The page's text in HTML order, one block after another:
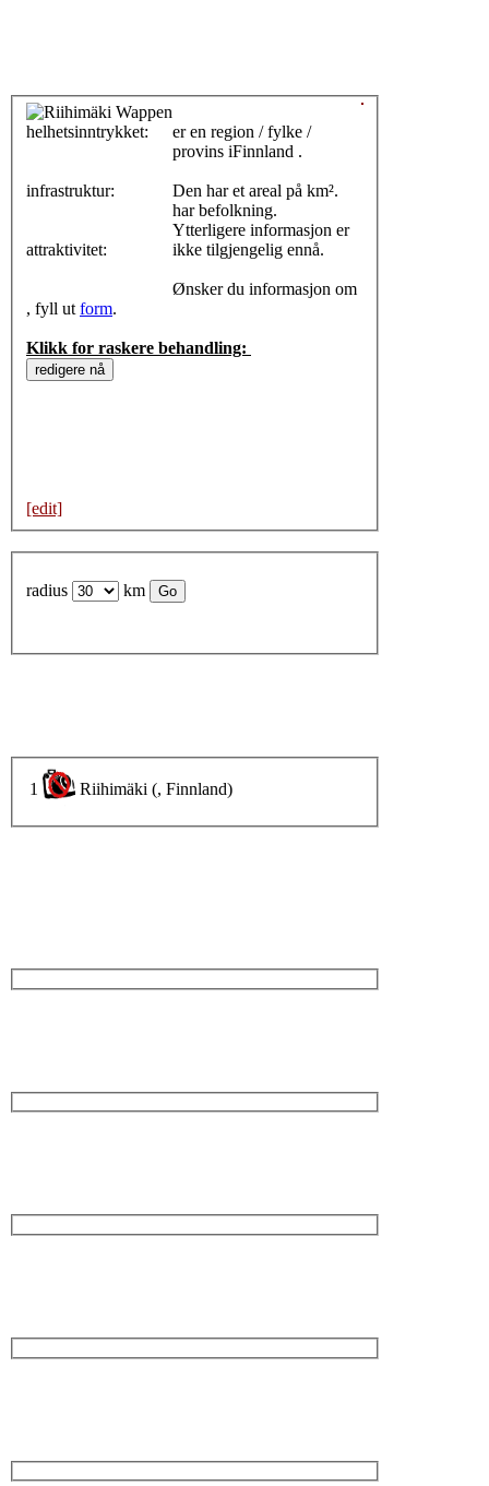
helhetsinntrykket:
infrastruktur:
attraktivitet:
er en region / fylke /
provins iFinnland .
Den har et areal på km².
har befolkning.
Ytterligere informasjon er
ikke tilgjengelig ennå.
Ønsker du informasjon om
, fyll ut form.
Klikk for raskere behandling:
[edit]
radius km
1 Riihimäki (, Finnland)